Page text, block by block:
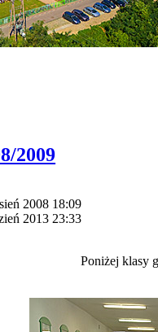
2009
2008 18:09
2013 23:33
Poniżej klasy